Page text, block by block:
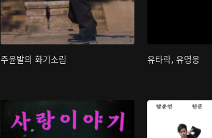
주윤발의 화기소림 유타락, 유영웅